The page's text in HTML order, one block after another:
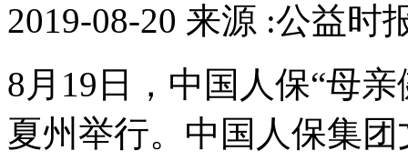
2019-08-20 来源 :公益时
8月19日，中国人保“母
夏州举行。中国人保集